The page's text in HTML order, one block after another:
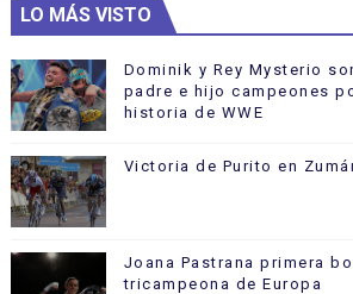
LO MÁS VISTO
Dominik y Rey Mysterio
padre e hijo campeones
historia de WWE
Victoria de Purito en
Joana Pastrana primera
tricampeona de Europa